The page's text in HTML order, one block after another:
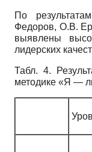
По
Федоров, О.В.
выявлены
лидерских
Табл. 4.
методике «Я —